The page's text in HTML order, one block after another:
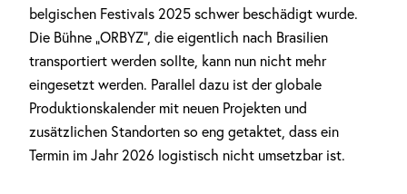
belgischen Festivals 2025 schwer beschädigt wurde.
Die Bühne „ORBYZ“, die eigentlich nach Brasilien
transportiert werden sollte, kann nun nicht mehr
eingesetzt werden. Parallel dazu ist der globale
Produktionskalender mit neuen Projekten und
zusätzlichen Standorten so eng getaktet, dass ein
Termin im Jahr 2026 logistisch nicht umsetzbar ist.